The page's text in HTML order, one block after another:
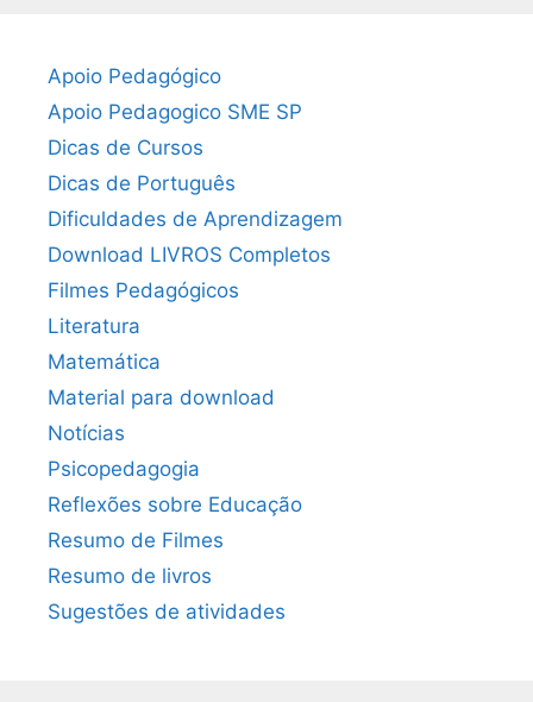
Apoio Pedagógico
Apoio Pedagogico SME SP
Dicas de Cursos
Dicas de Português
Dificuldades de Aprendizagem
Download LIVROS Completos
Filmes Pedagógicos
Literatura
Matemática
Material para download
Notícias
Psicopedagogia
Reflexões sobre Educação
Resumo de Filmes
Resumo de livros
Sugestões de atividades